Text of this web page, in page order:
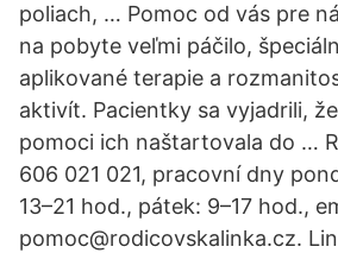
poliach, … Pomoc od vás pre
na pobyte veľmi páčilo,
aplikované terapie a
aktivít. Pacientky sa vyjadrili,
pomoci ich naštartovala do …
606 021 021, pracovní dny
13–21 hod., pátek: 9–17 hod.,
pomoc@rodicovskalinka.cz.